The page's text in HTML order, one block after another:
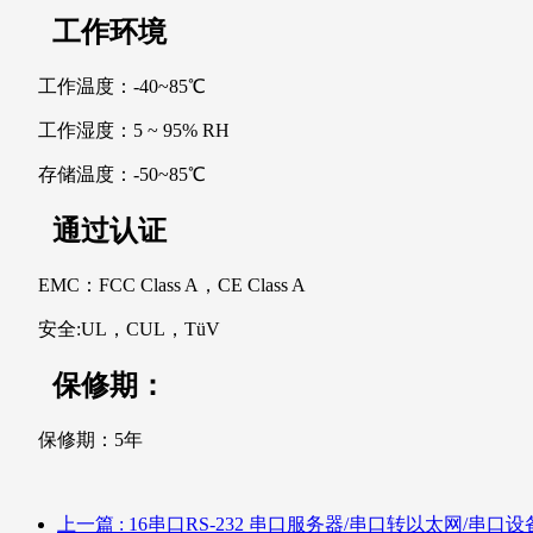
工作环境
工作温度：-40~85℃
工作湿度：5 ~ 95% RH
存储温度：-50~85℃
通过认证
EMC：FCC Class A，CE Class A
安全:UL，CUL，TüV
保修期：
保修期：5年
上一篇 : 16串口RS-232 串口服务器/串口转以太网/串口设